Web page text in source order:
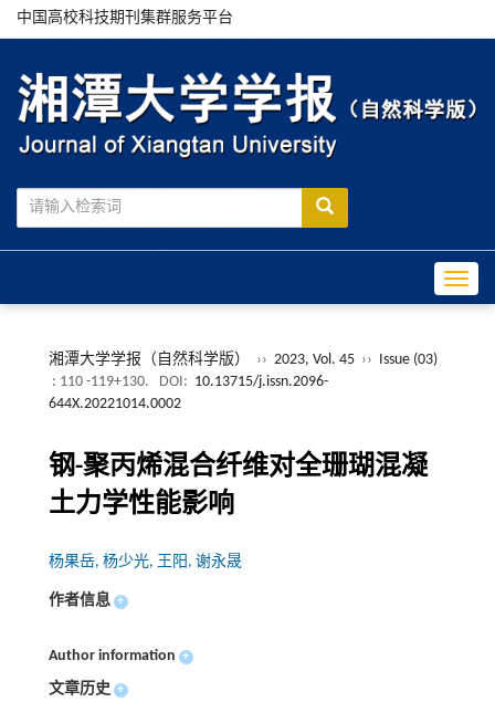
中国高校科技期刊集群服务平台
湘潭大学学报（自然科学版） ›› 2023, Vol. 45 ›› Issue (03)
: 110 -119+130.
DOI: 10.13715/j.issn.2096-
644X.20221014.0002
钢-聚丙烯混合纤维对全珊瑚混凝
土力学性能影响
杨果岳, 杨少光, 王阳, 谢永晟
作者信息 +
Author information +
文章历史 +